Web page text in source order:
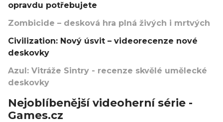
opravdu potřebujete
Zombicide – desková hra plná živých i mrtvých
Civilization: Nový úsvit – videorecenze nové
deskovky
Azul: Vitráže Sintry - recenze skvělé umělecké
deskovky
Nejoblíbenější videoherní série -
Games.cz